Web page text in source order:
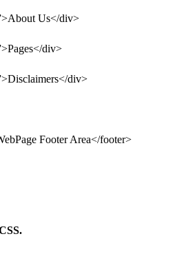
Us</div>
div>
div>
Footer Area</footer>